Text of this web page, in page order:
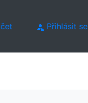
Přihlásit se